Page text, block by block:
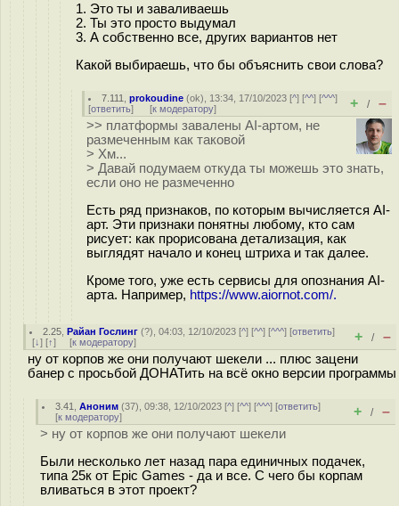
1. Это ты и заваливаешь
2. Ты это просто выдумал
3. А собственно все, других вариантов нет
Какой выбираешь, что бы объяснить свои слова?
7.111 ,prokoudine (ok), 13:34, 17/10/2023 [^] [^^] [^^^]
[ответить] [к модератору] + / –
>> платформы завалены AI-артом, не
размеченным как таковой
> Хм...
> Давай подумаем откуда ты можешь это знать,
если оно не размеченно
Есть ряд признаков, по которым вычисляется AI-
арт. Эти признаки понятны любому, кто сам
рисует: как прорисована детализация, как
выглядят начало и конец штриха и так далее.
Кроме того, уже есть сервисы для опознания AI-
арта. Например, https://www.aiornot.com/.
2.25 ,Райан Гослинг (?), 04:03, 12/10/2023 [^] [^^] [^^^] [ответить]
[↓] [↑] [к модератору] + / –
ну от корпов же они получают шекели ... плюс зацени
банер с просьбой ДОНАТить на всё окно версии программы
3.41 ,Аноним (37), 09:38, 12/10/2023 [^] [^^] [^^^] [ответить]
[к модератору] + / –
> ну от корпов же они получают шекели
Были несколько лет назад пара единичных подачек,
типа 25к от Epic Games - да и все. С чего бы корпам
вливаться в этот проект?